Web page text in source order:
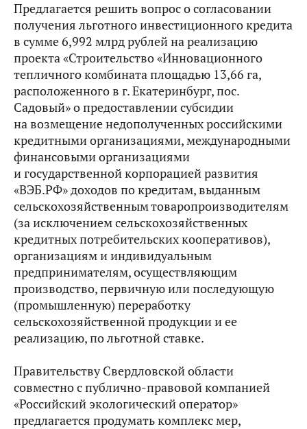
Предлагается решить вопрос о согласовании
получения льготного инвестиционного кредита
в сумме 6,992 млрд рублей на реализацию
проекта «Строительство «Инновационного
тепличного комбината площадью 13,66 га,
расположенного в г. Екатеринбург, пос.
Садовый» о предоставлении субсидии
на возмещение недополученных российскими
кредитными организациями, международными
финансовыми организациями
и государственной корпорацией развития
«ВЭБ.РФ» доходов по кредитам, выданным
сельскохозяйственным товаропроизводителям
(за исключением сельскохозяйственных
кредитных потребительских кооперативов),
организациям и индивидуальным
предпринимателям, осуществляющим
производство, первичную или последующую
(промышленную) переработку
сельскохозяйственной продукции и ее
реализацию, по льготной ставке.
Правительству Свердловской области
совместно с публично-правовой компанией
«Российский экологический оператор»
предлагается продумать комплекс мер,